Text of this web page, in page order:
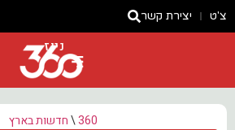
צ'ט יצירת קשר
ניוז
360
\חדשות בארץ